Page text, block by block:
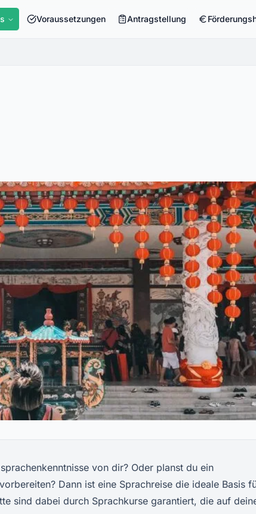
Voraussetzungen Antragstellung
von dir? Oder planst du ein
Dann ist eine Sprachreise die ideale Basis
sind dabei durch Sprachkurse garantiert, die auf